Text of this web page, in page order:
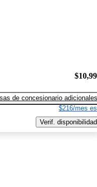
de concesionario adicionales
$216/mes
Verif. disponibilidad